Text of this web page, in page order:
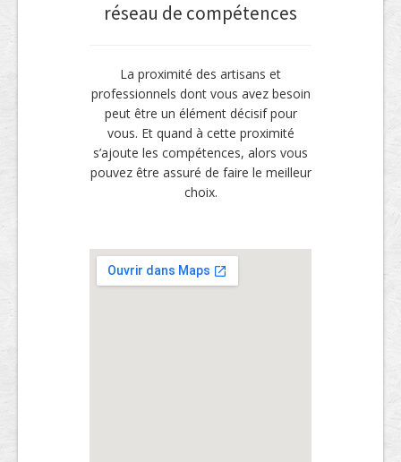
réseau de compétences
La proximité des artisans et
professionnels dont vous avez besoin
peut être un élément décisif pour
vous. Et quand à cette proximité
s’ajoute les compétences, alors vous
pouvez être assuré de faire le meilleur
choix.